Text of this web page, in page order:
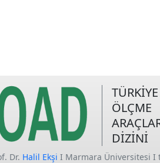
TÜRKİYE
ÖLÇME
DİZİNİ
Dr. Halil Ekşi I Marmara Üniversitesi I